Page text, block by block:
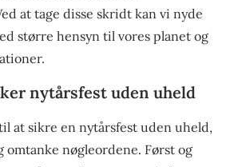
at tage disse skridt kan vi nyde
større hensyn til vores planet og
nytårsfest uden uheld
at sikre en nytårsfest uden uheld,
omtanke nøgleordene. Først og